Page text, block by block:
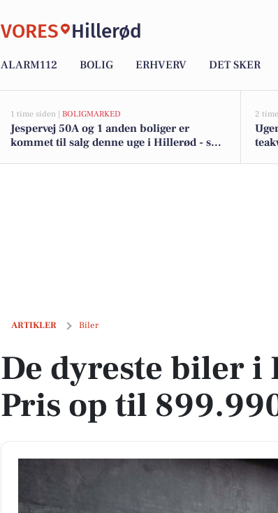
VORES Hillerød
ALARM112 BOLIG ERHVERV DET SKER
1 time siden | BOLIGMARKED
Jespervej 50A og 1 anden boliger er
kommet til salg denne uge i Hillerød - se
2
ARTIKLER Biler
De dyreste biler i Hillerød - Pris op til 899.990 kr!
De dyreste biler
Pris op til